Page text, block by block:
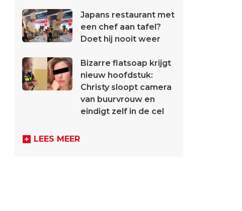
Japans restaurant met
een chef aan tafel?
Doet hij nooit weer
Bizarre flatsoap krijgt
nieuw hoofdstuk:
Christy sloopt camera
van buurvrouw en
eindigt zelf in de cel
LEES MEER